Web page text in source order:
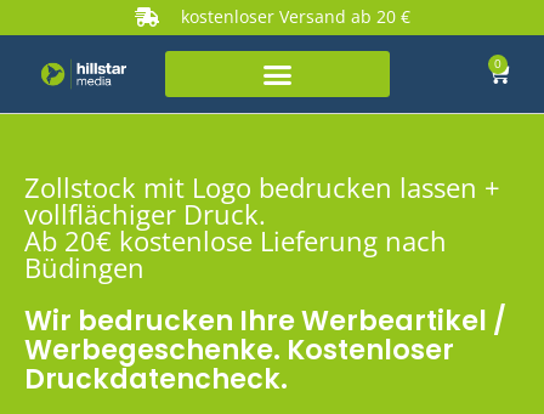
kostenloser Versand ab 20 €
0
Zollstock mit Logo bedrucken lassen +
vollflächiger Druck.
Ab 20€ kostenlose Lieferung nach
Büdingen
Wir bedrucken Ihre Werbeartikel /
Werbegeschenke. Kostenloser
Druckdatencheck.